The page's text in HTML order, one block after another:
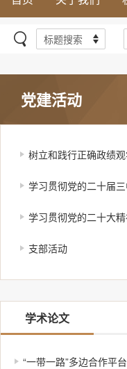
党建活动
树立和践行正确政绩
学习贯彻党的二十届
学习贯彻党的二十大
支部活动
学术论文
“一带一路”多边合作平